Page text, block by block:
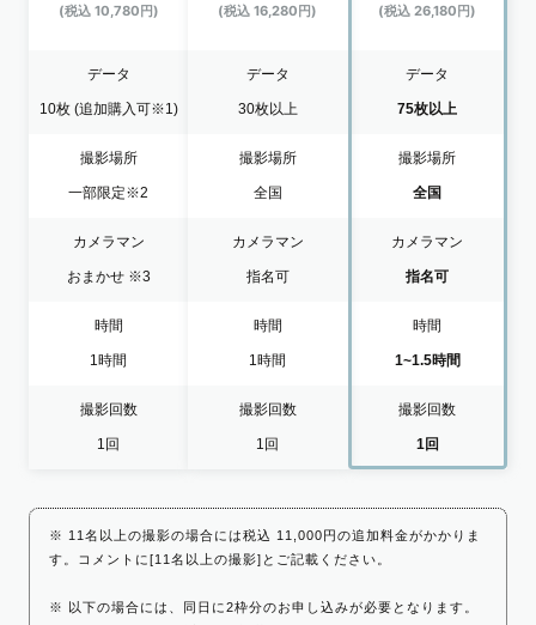
(税込 10,780円)
データ
10枚 (追加購入可※1)
撮影場所
一部限定※2
カメラマン
おまかせ ※3
時間
1時間
撮影回数
1回
(税込 16,280円)
データ
30枚以上
撮影場所
全国
カメラマン
指名可
時間
1時間
撮影回数
1回
(税込 26,180円)
データ
75枚以上
撮影場所
全国
カメラマン
指名可
時間
1~1.5時間
撮影回数
1回
※ 11名以上の撮影の場合には税込 11,000円の追加料金がかかりま
す。コメントに[11名以上の撮影]とご記載ください。
※ 以下の場合には、同日に2枠分のお申し込みが必要となります。